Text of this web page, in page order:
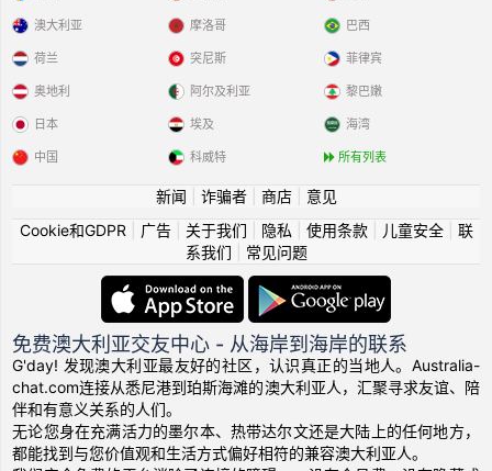
澳大利亚
荷兰
奥地利
日本
中国
摩洛哥
突尼斯
阿尔及利亚
埃及
科威特
巴西
菲律宾
黎巴嫩
海湾
所有列表
新闻 诈骗者| 商店| 意见
Cookie和GDPR
广告| 关于我们 隐私 使用条款| 儿童安全| 联
系我们
常见问题
免费澳大利亚交友中心 - 从海岸到海岸的联系
G'day! 发现澳大利亚最友好的社区，认识真正的当地人。Australia-
chat.com连接从悉尼港到珀斯海滩的澳大利亚人，汇聚寻求友谊、陪
伴和有意义关系的人们。
无论您身在充满活力的墨尔本、热带达尔文还是大陆上的任何地方，
都能找到与您价值观和生活方式偏好相符的兼容澳大利亚人。